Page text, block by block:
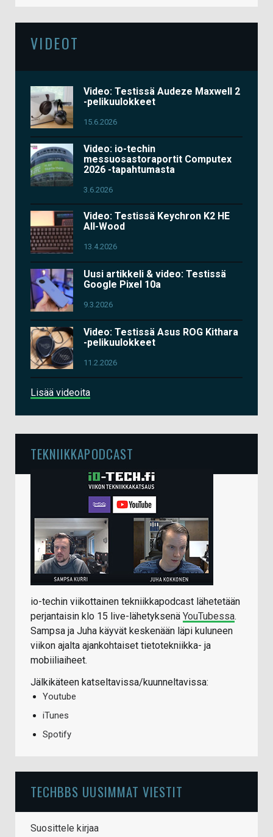
VIDEOT
Video: Testissä Audeze Maxwell 2
-pelikuulokkeet
15.6.2026
Video: io-techin
messuosastoraportit Computex
2026 -tapahtumasta
3.6.2026
Video: Testissä Keychron K2 HE
All-Wood
13.4.2026
Uusi artikkeli & video: Testissä
Google Pixel 10a
9.3.2026
Video: Testissä Asus ROG Kithara
-pelikuulokkeet
11.2.2026
Lisää videoita
TEKNIIKKAPODCAST
io-techin viikottainen tekniikkapodcast lähetetään
perjantaisin klo 15 live-lähetyksenä YouTubessa.
Sampsa ja Juha käyvät keskenään läpi kuluneen
viikon ajalta ajankohtaiset tietotekniikka- ja
mobiiliaiheet.
Jälkikäteen katseltavissa/kuunneltavissa:
Youtube
iTunes
Spotify
TECHBBS UUSIMMAT VIESTIT
Suosittele kirjaa